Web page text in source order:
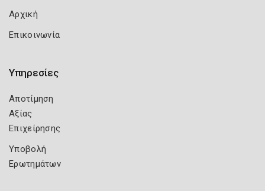
Αρχική
Επικοινωνία
Υπηρεσίες
Αποτίμηση
Αξίας
Επιχείρησης
Υποβολή
Ερωτημάτων